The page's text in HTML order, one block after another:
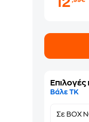
Βάλε ΤΚ
Σε BOX